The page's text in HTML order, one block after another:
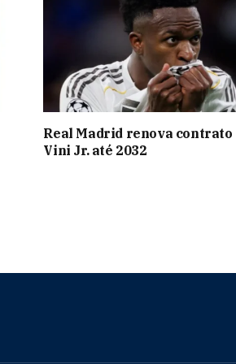
Real Madrid renova contrato
Vini Jr. até 2032